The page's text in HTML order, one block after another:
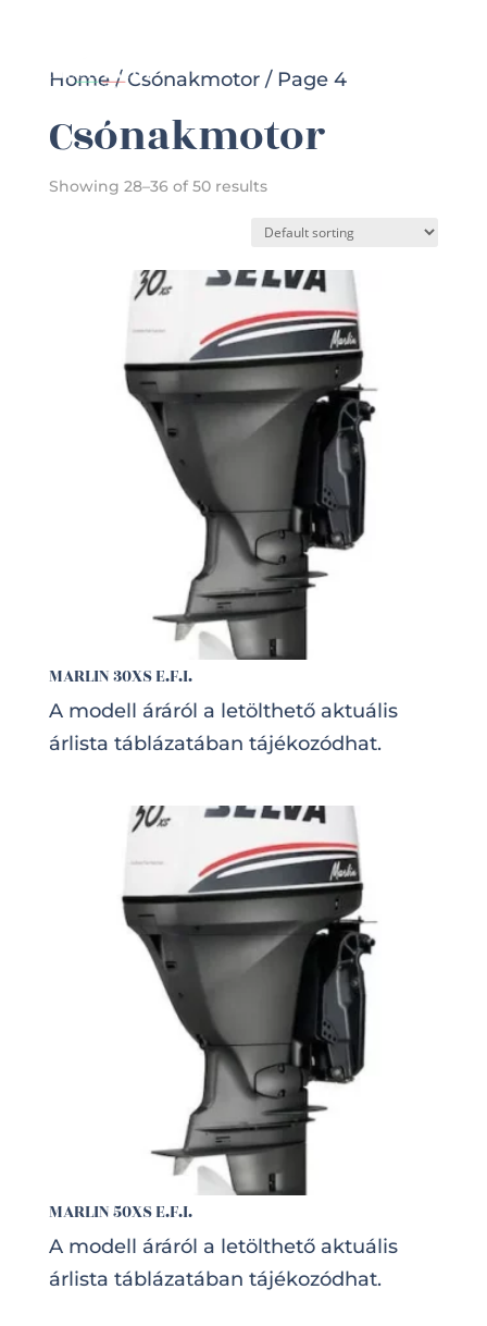
Home/Csónakmotor/ Page 4
Csónakmotor
Showing 28–36 of 50 results
MARLIN 30XS E.F.I.
A modell áráról a letölthető aktuális
árlista táblázatában tájékozódhat.
MARLIN 50XS E.F.I.
A modell áráról a letölthető aktuális
árlista táblázatában tájékozódhat.